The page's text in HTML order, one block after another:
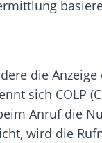
die
sich COLP
Anruf die
wird die